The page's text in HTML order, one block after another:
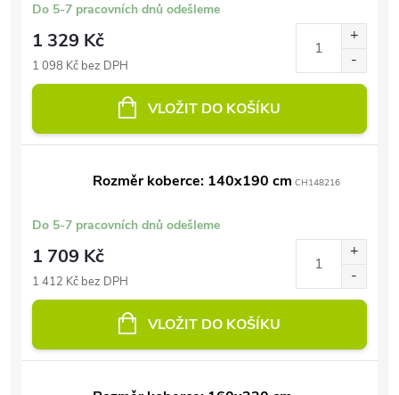
Do 5-7 pracovních dnů odešleme
1 329 Kč
1 098 Kč bez DPH
VLOŽIT DO KOŠÍKU
Rozměr koberce: 140x190 cm CH148216
Do 5-7 pracovních dnů odešleme
1 709 Kč
1 412 Kč bez DPH
VLOŽIT DO KOŠÍKU